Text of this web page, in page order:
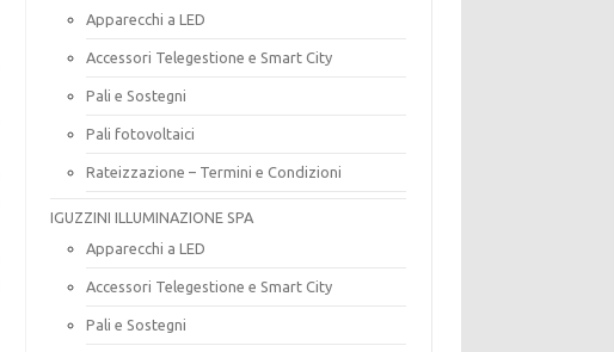
Apparecchi a LED
Accessori Telegestione e Smart City
Pali e Sostegni
Pali fotovoltaici
Rateizzazione – Termini e Condizioni
IGUZZINI ILLUMINAZIONE SPA
Apparecchi a LED
Accessori Telegestione e Smart City
Pali e Sostegni